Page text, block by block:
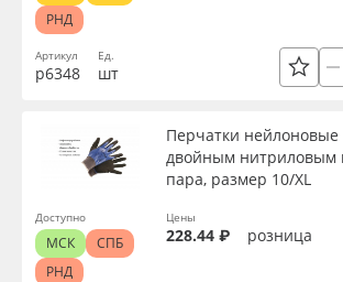
Артикул
р6348
Ед.
шт
РНД
Перчатки нейлоновые
двойным нитриловым
пара, размер 10/XL
Цены
228.44 ₽ розница
Доступно
МСК
СПБ
РНД